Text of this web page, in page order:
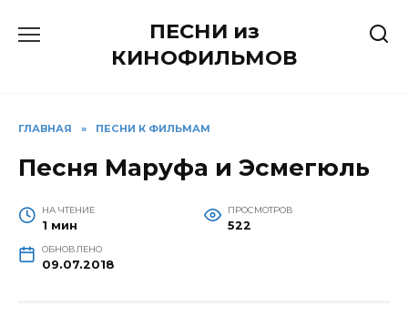
ПЕСНИ из
КИНОФИЛЬМОВ
ГЛАВНАЯ » ПЕСНИ К ФИЛЬМАМ
Песня Маруфа и Эсмегюль
НА ЧТЕНИЕ
1 мин
ПРОСМОТРОВ
522
ОБНОВЛЕНО
09.07.2018